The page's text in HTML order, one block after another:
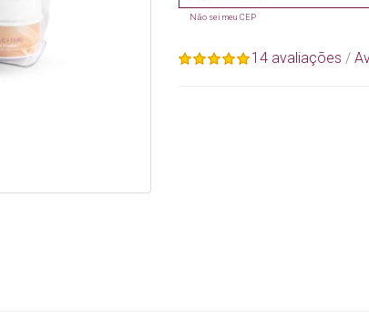
Não sei meu CEP
14 avaliações /